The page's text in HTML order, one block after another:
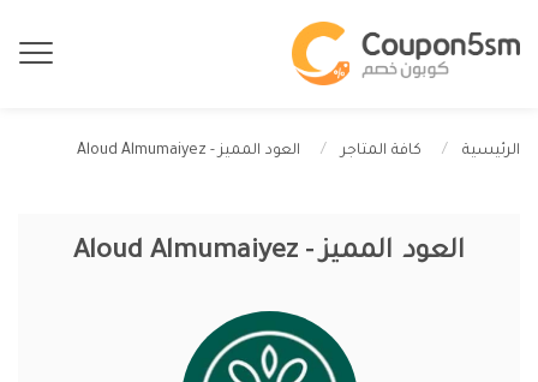
الرئيسية كافة المتاجر العود المميز - Aloud Almumaiyez
العود المميز - Aloud Almumaiyez